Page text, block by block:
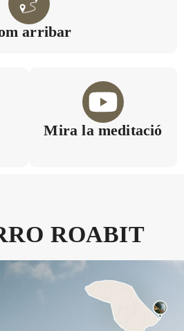
arribar
Mira la meditació
ROABIT